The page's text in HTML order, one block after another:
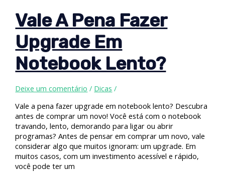
Vale A Pena Fazer
Upgrade Em
Notebook Lento?
Deixe um comentário / Dicas /
Vale a pena fazer upgrade em notebook lento? Descubra
antes de comprar um novo! Você está com o notebook
travando, lento, demorando para ligar ou abrir
programas? Antes de pensar em comprar um novo, vale
considerar algo que muitos ignoram: um upgrade. Em
muitos casos, com um investimento acessível e rápido,
você pode ter um